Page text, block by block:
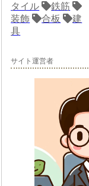
タイル
鉄筋
装飾
合板
建
具
サイト運営者